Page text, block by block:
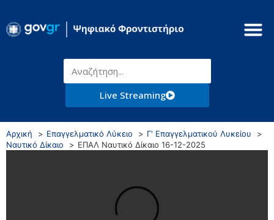
Live Streaming
Αρχική Επαγγελματικό Λύκειο
Γ' Επαγγελματικού Λυκείου
Ναυτικό Δίκαιο
ΕΠΑΛ Ναυτικό Δίκαιο 16-12-2025